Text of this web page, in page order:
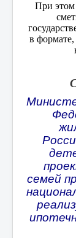
При этом
в
семей